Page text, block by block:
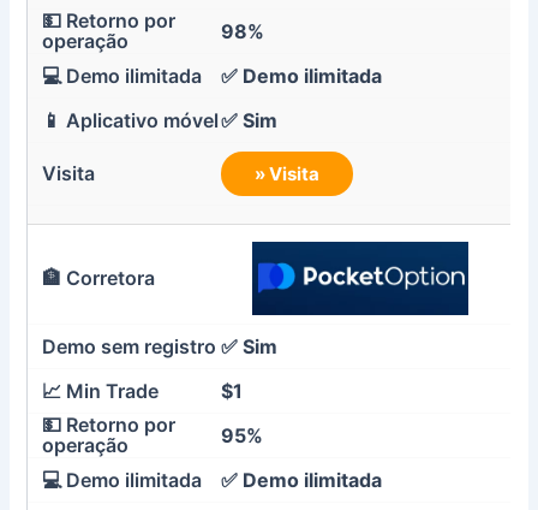
98%
✅ Demo ilimitada
✅ Sim
» Visita
✅ Sim
$1
95%
✅ Demo ilimitada